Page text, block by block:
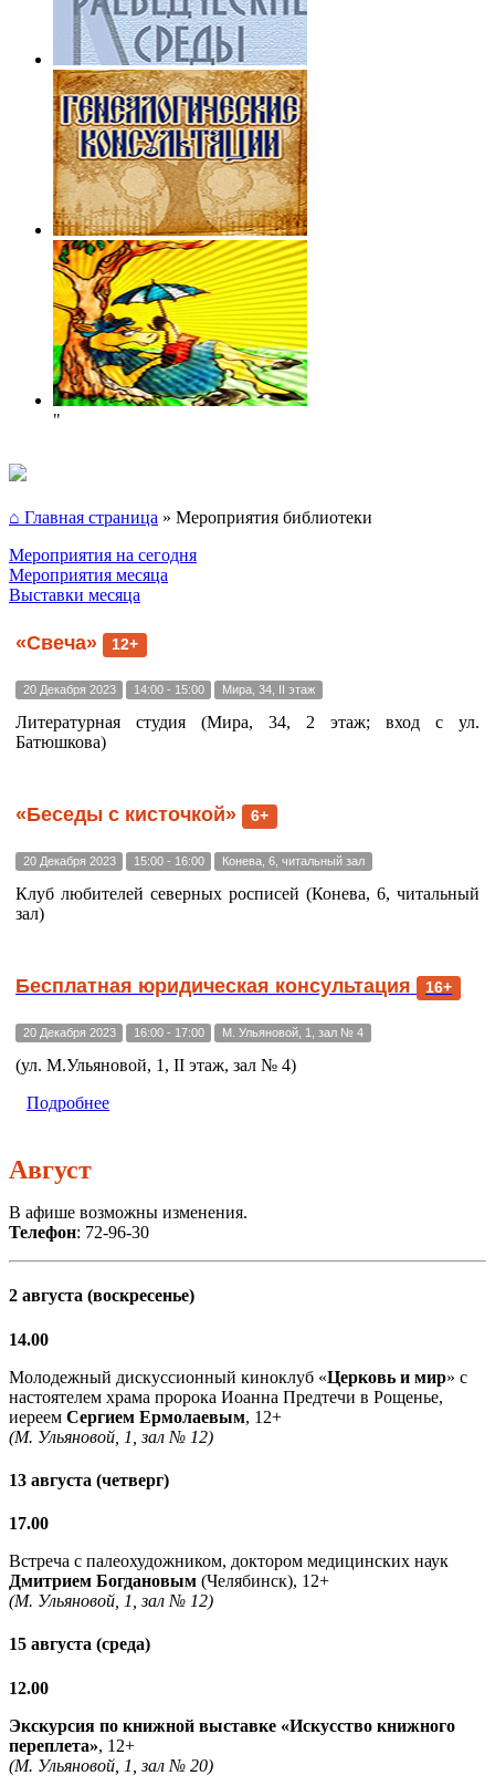
"
⌂ Главная страница » Мероприятия библиотеки
Мероприятия на сегодня
Мероприятия месяца
Выставки месяца
«Свеча» 12+
20 Декабря 2023 14:00 - 15:00 Мира, 34, II этаж
Литературная студия (Мира, 34, 2 этаж; вход с ул.
Батюшкова)
«Беседы с кисточкой» 6+
20 Декабря 2023 15:00 - 16:00 Конева, 6, читальный зал
Клуб любителей северных росписей (Конева, 6, читальный
зал)
Бесплатная юридическая консультация 16+
20 Декабря 2023 16:00 - 17:00 М. Ульяновой, 1, зал № 4
(ул. М.Ульяновой, 1, II этаж, зал № 4)
Подробнее
Август
В афише возможны изменения.
Телефон: 72-96-30
2 августа (воскресенье)
14.00
Молодежный дискуссионный киноклуб «Церковь и мир» с
настоятелем храма пророка Иоанна Предтечи в Рощенье,
иереем Сергием Ермолаевым, 12+
(М. Ульяновой, 1, зал № 12)
13 августа (четверг)
17.00
Встреча с палеохудожником, доктором медицинских наук
Дмитрием Богдановым (Челябинск), 12+
(М. Ульяновой, 1, зал № 12)
15 августа (среда)
12.00
Экскурсия по книжной выставке «Искусство книжного
переплета», 12+
(М. Ульяновой, 1, зал № 20)